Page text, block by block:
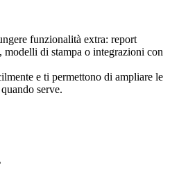
funzionalità extra: report
di stampa o integrazioni con
e ti permettono di ampliare le
serve.